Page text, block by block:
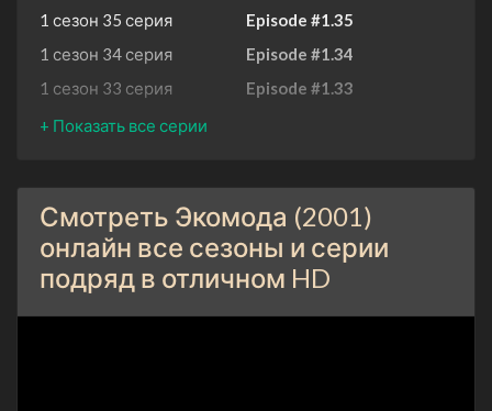
1 сезон 35 серия
Episode #1.35
1 сезон 34 серия
Episode #1.34
1 сезон 33 серия
Episode #1.33
1 сезон 32 серия
1 сезон 30 серия
Episode #1.30
1 сезон 29 серия
Episode #1.29
1 сезон 28 серия
Episode #1.28
1 сезон 27 серия
Episode #1.27
Смотреть Экомода (2001)
онлайн все сезоны и серии
подряд в отличном HD